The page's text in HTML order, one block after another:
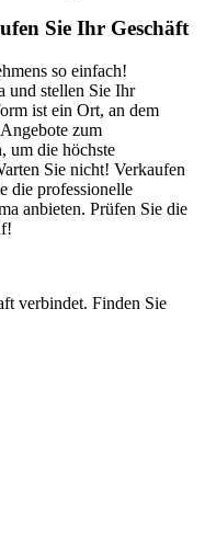
Sie Ihr Geschäft
so einfach!
und stellen Sie Ihr
ist ein Ort, an dem
zum
um die höchste
Sie nicht! Verkaufen
die professionelle
anbieten. Prüfen Sie die
verbindet. Finden Sie